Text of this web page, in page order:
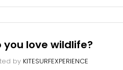
you love wildlife?
by KITESURFEXPERIENCE